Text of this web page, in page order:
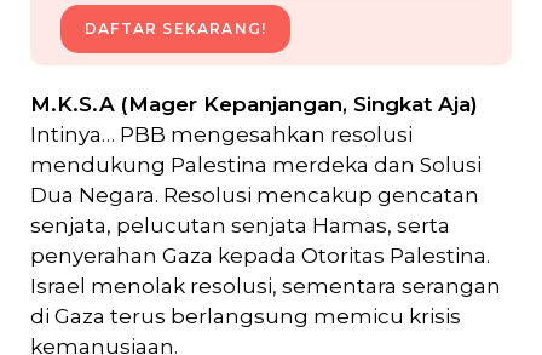
DAFTAR SEKARANG!
M.K.S.A (Mager Kepanjangan, Singkat Aja)
Intinya… PBB mengesahkan resolusi
mendukung Palestina merdeka dan Solusi
Dua Negara. Resolusi mencakup gencatan
senjata, pelucutan senjata Hamas, serta
penyerahan Gaza kepada Otoritas Palestina.
Israel menolak resolusi, sementara serangan
di Gaza terus berlangsung memicu krisis
kemanusiaan.